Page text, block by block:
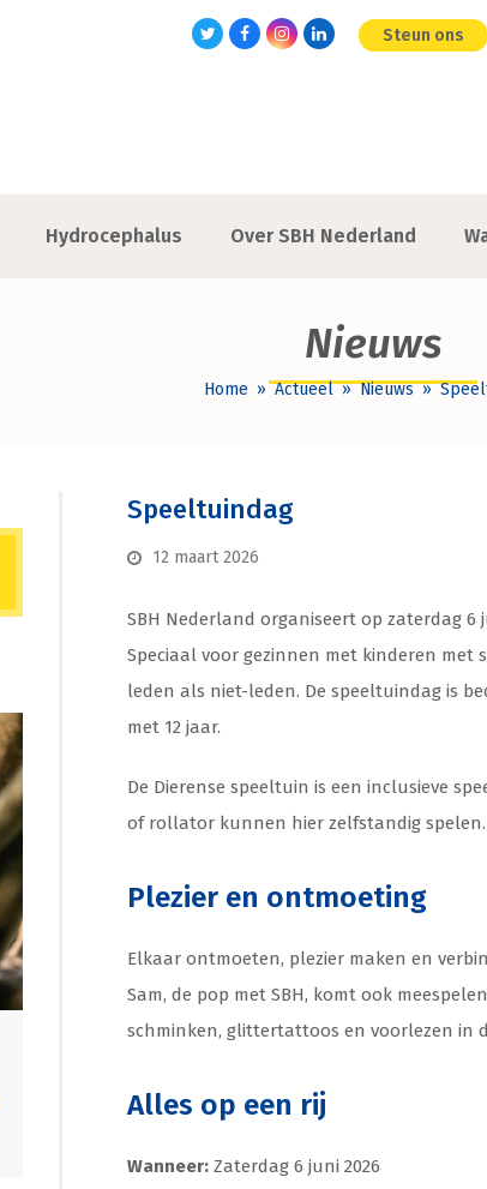
TwitterFacebookInstagram
LinkedIn Steun ons
Hydrocephalus Over SBH Nederland
Nieuws
Home »Actueel»Nieuws»
Speeltuindag
12 maart 2026
SBH Nederland organiseert op zaterdag 6
Speciaal voor gezinnen met kinderen met
leden als niet-leden. De speeltuindag is
met 12 jaar.
De Dierense speeltuin is een inclusieve
of rollator kunnen hier zelfstandig spelen.
Plezier en ontmoeting
Elkaar ontmoeten, plezier maken en
Sam, de pop met SBH, komt ook
schminken, glittertattoos en voorlezen in
Alles op een rij
Wanneer: Zaterdag 6 juni 2026